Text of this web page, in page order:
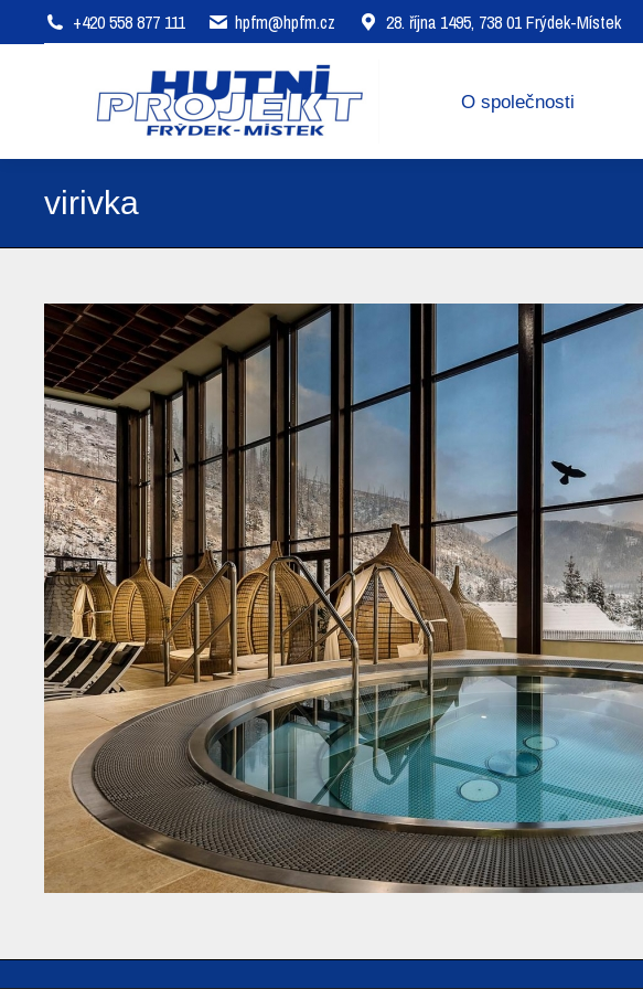
+420 558 877 111 hpfm@hpfm.cz 28. října 1495, 738 01 Frýdek-Místek
O společnosti
virivka
O společnosti Oblasti působení